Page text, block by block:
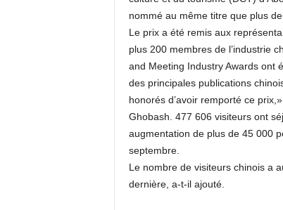
nommé au même titre que plus
Le prix a été remis aux
plus 200 membres de l’industrie
and Meeting Industry Awards ont
des principales publications
honorés d’avoir remporté ce
Ghobash. 477 606 visiteurs ont
augmentation de plus de 45 000
septembre.
Le nombre de visiteurs chinois a
dernière, a-t-il ajouté.